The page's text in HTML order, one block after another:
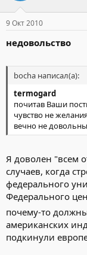
9 Окт 2010
недовольство
bocha написал(а):
termogard
почитав Ваши
чувство не
вечно не
Я доволен "всем
случаев, когда
федерального
Федерального
почему-то
американских
подкинули